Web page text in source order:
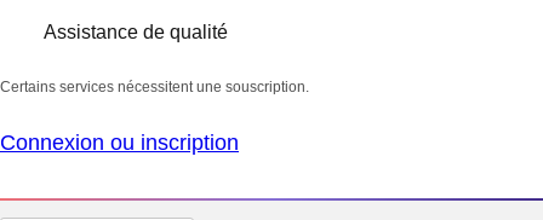
Assistance de qualité
Certains services nécessitent une souscription.
Connexion ou inscription